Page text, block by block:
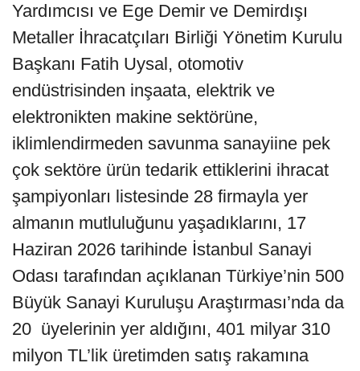
Yardımcısı ve Ege Demir ve Demirdışı
Metaller İhracatçıları Birliği Yönetim Kurulu
Başkanı Fatih Uysal, otomotiv
endüstrisinden inşaata, elektrik ve
elektronikten makine sektörüne,
iklimlendirmeden savunma sanayiine pek
çok sektöre ürün tedarik ettiklerini ihracat
şampiyonları listesinde 28 firmayla yer
almanın mutluluğunu yaşadıklarını, 17
Haziran 2026 tarihinde İstanbul Sanayi
Odası tarafından açıklanan Türkiye’nin 500
Büyük Sanayi Kuruluşu Araştırması’nda da
20 üyelerinin yer aldığını, 401 milyar 310
milyon TL’lik üretimden satış rakamına